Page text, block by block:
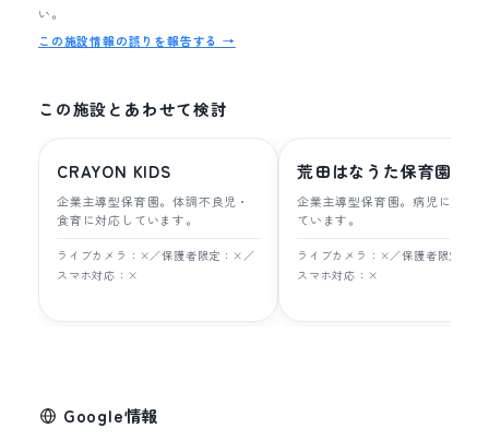
い。
この施設情報の誤りを報告する →
この施設とあわせて検討
CRAYON KIDS
企業主導型保育園。体調不良児・
食育に対応しています。
ライブカメラ：×／保護者限定：×／
スマホ対応：×
荒田はなうた保育園
企業主導型保育園。病児に対応
ています。
ライブカメラ：×／保護者限定：×
スマホ対応：×
Google情報